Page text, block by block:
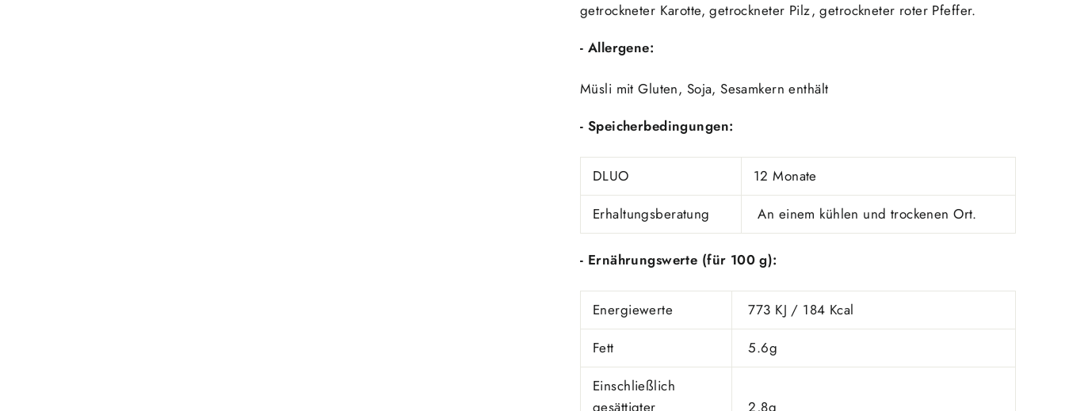
getrockneter Karotte, getrockneter Pilz, getrockneter roter Pfeffer.
- Allergene:
Müsli mit Gluten, Soja, Sesamkern enthält
- Speicherbedingungen:
DLUO
12 Monate
Erhaltungsberatung
An einem kühlen und trockenen Ort.
- Ernährungswerte (für 100 g):
Energiewerte
773 KJ / 184 Kcal
Fett
5.6g
Einschließlich